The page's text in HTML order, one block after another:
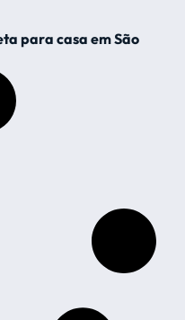
para casa em São